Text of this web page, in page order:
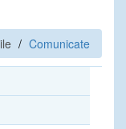
Comunicate